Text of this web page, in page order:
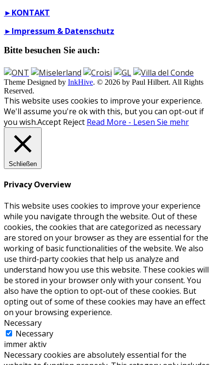
►KONTAKT
►Impressum & Datenschutz
Bitte besuchen Sie auch:
Theme Designed by InkHive. © 2026 by Paul Hilbert. All Rights
Reserved.
This website uses cookies to improve your experience.
We'll assume you're ok with this, but you can opt-out if
you wish.Accept Reject Read More - Lesen Sie mehr
Schließen
Privacy Overview
This website uses cookies to improve your experience
while you navigate through the website. Out of these
cookies, the cookies that are categorized as necessary
are stored on your browser as they are essential for the
working of basic functionalities of the website. We also
use third-party cookies that help us analyze and
understand how you use this website. These cookies will
be stored in your browser only with your consent. You
also have the option to opt-out of these cookies. But
opting out of some of these cookies may have an effect
on your browsing experience.
Necessary
Necessary
immer aktiv
Necessary cookies are absolutely essential for the